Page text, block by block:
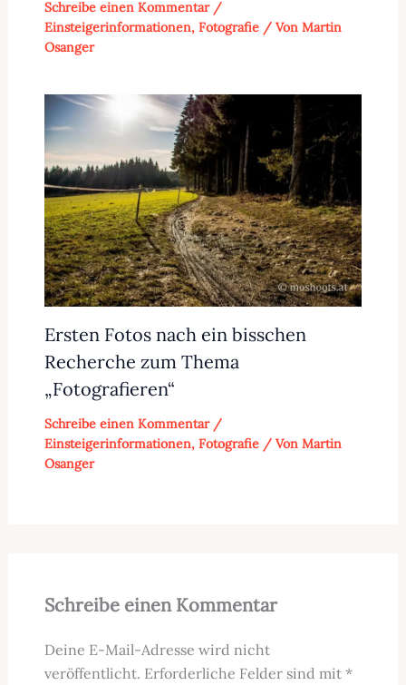
Schreibe einen Kommentar /
Einsteigerinformationen, Fotografie/ Von Martin
Osanger
Ersten Fotos nach ein bisschen
Recherche zum Thema
„Fotografieren“
Schreibe einen Kommentar /
Einsteigerinformationen, Fotografie/ Von Martin
Osanger
Schreibe einen Kommentar
Deine E-Mail-Adresse wird nicht
veröffentlicht. Erforderliche Felder sind mit *